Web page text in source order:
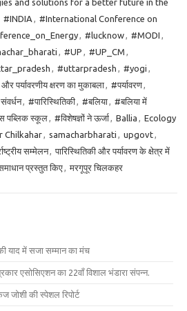
and solutions for a better future in the
#INDIA , #International Conference on
, #lucknow, #MODI ,
, #UP , #UP_CM ,
, #uttarpradesh , #yogi ,
पर्यावरणीय क्षरण का मुकाबला, #पर्यावरण,
, #पारिस्थितिकी, #बलिया, #बलिया में
पब्लिक स्कूल, #विशेषज्ञों ने ऊर्जा, Ballia , Ecology
Chilkahar, samacharbharati , upgovt,
सम्मेलन, पारिस्थितिकी और पर्यावरण के क्षेत्र में
प्रस्तुत किए, मरगूपूर चिलकहर
याद में सजा सम्मान का मंच
एसोसिएशन का 22वाँ विशाल भंडारा संपन्न.
की स्पेशल रिपोर्ट